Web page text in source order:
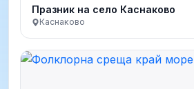
Празник на село Каснаково
Каснаково